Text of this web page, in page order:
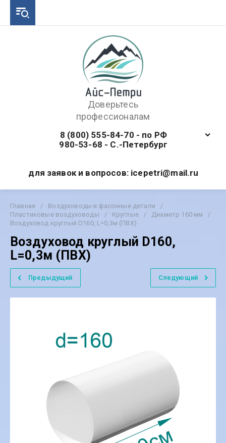
Доверьтесь
профессионалам
8 (800) 555-84-70 - по РФ
980-53-68 - С.-Петербург
для заявок и вопросов: icepetri@mail.ru
Главная / Воздуховоды и фасонные детали
/
Пластиковые воздуховоды
/ Круглые / Диаметр 160 мм
/
Воздуховод круглый D160, L=0,3м (ПВХ)
Воздуховод круглый D160,
L=0,3м (ПВХ)
Предыдущий Следующий